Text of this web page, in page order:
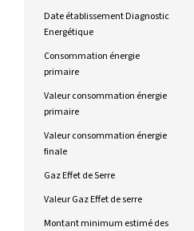
Date établissement Diagnostic
Energétique
Consommation énergie
primaire
Valeur consommation énergie
primaire
Valeur consommation énergie
finale
Gaz Effet de Serre
Valeur Gaz Effet de serre
Montant minimum estimé des